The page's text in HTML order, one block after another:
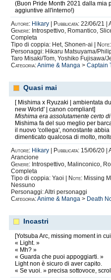
(Buon Pride Month 2021 dalla mia
aggiuntive all'interno!)
Autore: Hikary Pubblicata: 22/06/21 |
Genere: Introspettivo, Romantico,
Completa
Tipo di coppia: Het, Shonen-ai |
Note:
Personaggi: Hikaru Matsuyama/
Taro Misaki/Tom, Yoshiko Fujisawa/
Categoria:Anime & Manga > Captain
Quasi mai
[ Mishima x Ryuzaki | ambientata
new World' | canon compliant]
Mishima era assolutamente certo
Mishima fa del suo meglio per
il nuovo 'collega', nonostante
dimenticato qualcosa di molto,
Autore: Hikary Pubblicata: 15/06/20 |
Arancione
Genere: Introspettivo, Malinconico,
Completa
Tipo di coppia: Yaoi |
Note: Missing
Nessuno
Personaggi: Altri personaggi
Categoria:Anime & Manga > Death
Incastri
[Yotsuba Arc, missing moment in
« Light. »
« Mh? »
« Guarda che puoi appoggiarti. »
Light non è sicuro di aver capito.
« Se vuoi. » precisa sottovoce,